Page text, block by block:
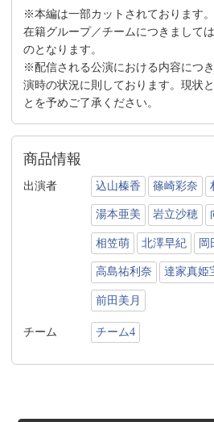
※本編は一部カットされております
在籍グループ／チームにつきまして
のとなります。
※配信される公演における内容につ
演時の状況に則しております。現状
とを予めご了承ください。
商品情報
出演者 込山榛香 篠崎彩奈
湯本亜美 岩立沙穂
相笠萌 北澤早紀 岡
高島祐利奈 達家真姫
前田美月
チーム チーム4